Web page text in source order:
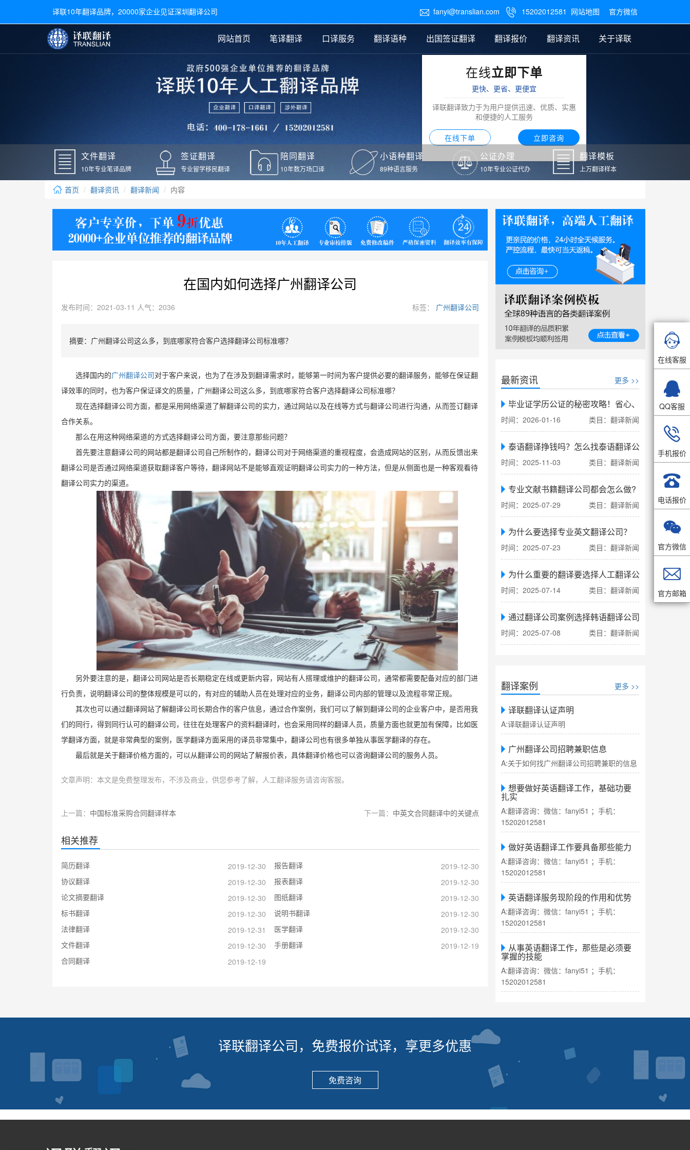
译联10年翻译品牌，20000家企业见证深圳翻译公司  fanyi@translian.com  15202012581 网站地图 官方微信
网站首页 笔译翻译
文件翻译 医学翻译 法律翻译 说明书翻译 图纸翻译
口译服务
广交会翻译 交替传译 同声传译
翻译语种
常用语种翻译
日语翻译
德语翻译
老挝语翻译 泰语翻译
葡萄牙语翻译
出国签证翻译
毕业证翻译
户口本翻译
学位证翻译
身份证翻译
签证材料翻译
银行流水翻译
驾照翻译
疫苗本翻译
新冠疫苗接种证明翻译
核酸检测报告英文版翻
译
翻译报价
笔译翻译报价
证件翻译报价
翻译资讯
公证样本
签证翻译
口译新闻
翻译新闻
关于译联
在线立即下单
更快、更省、更便宜
译联翻译致力于为用户提供迅速、优质、实惠
和便捷的人工服务
在线下单 立即咨询
文件翻译
10年专业笔译品牌
签证翻译
专业留学移民翻译
陪同翻译
10年数万场口译
小语种翻译
89种语言服务
公证办理
10年专业公证代办
翻译模板
上万翻译样本
首页 翻译资讯 翻译新闻 内容
在国内如何选择广州翻译公司
发布时间：2021-03-11 人气：2036 标签： 广州翻译公司
摘要：广州翻译公司这么多，到底哪家符合客户选择翻译公司标准哪？
选择国内的广州翻译公司 对于客户来说，也为了在涉及到翻译需求时，能够第一时间为客户提供必要的翻译服务，能够在保证翻
译效率的同时，也为客户保证译文的质量，广州翻译公司这么多，到底哪家符合客户选择翻译公司标准哪？
现在选择翻译公司方面，都是采用网络渠道了解翻译公司的实力，通过网站以及在线等方式与翻译公司进行沟通，从而签订翻译
合作关系。
那么在用这种网络渠道的方式选择翻译公司方面，要注意那些问题？
首先要注意翻译公司的网站都是翻译公司自己所制作的，翻译公司对于网络渠道的重视程度，会造成网站的区别，从而反馈出来
翻译公司是否通过网络渠道获取翻译客户等待，翻译网站不是能够直观证明翻译公司实力的一种方法，但是从侧面也是一种客观看待
翻译公司实力的渠道。
另外要注意的是，翻译公司网站是否长期稳定在线或更新内容，网站有人搭理或维护的翻译公司，通常都需要配备对应的部门进
行负责，说明翻译公司的整体规模是可以的，有对应的辅助人员在处理对应的业务，翻译公司内部的管理以及流程非常正规。
其次也可以通过翻译网站了解翻译公司长期合作的客户信息，通过合作案例，我们可以了解到翻译公司的企业客户中，是否用我
们的同行，得到同行认可的翻译公司，往往在处理客户的资料翻译时，也会采用同样的翻译人员，质量方面也就更加有保障，比如医
学翻译方面，就是非常典型的案例，医学翻译方面采用的译员非常集中，翻译公司也有很多单独从事医学翻译的存在。
最后就是关于翻译价格方面的，可以从翻译公司的网站了解报价表，具体翻译价格也可以咨询翻译公司的服务人员。
文章声明：本文是免费整理发布，不涉及商业，供您参考了解，人工翻译服务请咨询客服。
上一篇： 中国标准采购合同翻译样本 下一篇： 中英文合同翻译中的关键点
相关推荐
简历翻译 2019-12-30 报告翻译
2019-12-30
协议翻译
2019-12-30 报表翻译
2019-12-30
论文摘要翻译
2019-12-30 图纸翻译
2019-12-30
标书翻译
2019-12-30 说明书翻译
2019-12-30
法律翻译
2019-12-31 医学翻译
2019-12-30
文件翻译
2019-12-30 手册翻译
2019-12-19
合同翻译
2019-12-19
最新资讯 更多 >>
毕业证学历公证的秘密攻略！省心、省力、省时
时间：2026-01-16 类目：翻译新闻
泰语翻译挣钱吗？怎么找泰语翻译公司翻译
时间：2025-11-03 类目：翻译新闻
专业文献书籍翻译公司都会怎么做?
时间：2025-07-29 类目：翻译新闻
为什么要选择专业英文翻译公司？
时间：2025-07-23 类目：翻译新闻
为什么重要的翻译要选择人工翻译公司
时间：2025-07-14 类目：翻译新闻
通过翻译公司案例选择韩语翻译公司
时间：2025-07-08 类目：翻译新闻
翻译案例 更多 >>
译联翻译认证声明
A:译联翻译认证声明
广州翻译公司招聘兼职信息
A:关于如何找广州翻译公司招聘兼职的信息
想要做好英语翻译工作，基础功要
扎实
A:翻译咨询：微信：fanyi51 ；手机：
15202012581
做好英语翻译工作要具备那些能力
A:翻译咨询：微信：fanyi51 ；手机：
15202012581
英语翻译服务现阶段的作用和优势
A:翻译咨询：微信：fanyi51 ；手机：
15202012581
从事英语翻译工作，那些是必须要
掌握的技能
A:翻译咨询：微信：fanyi51 ；手机：
15202012581
译联翻译公司，免费报价试译，享更多优惠
免费咨询

在线客服

QQ客服

手机报价

电话报价

官方微信

官方邮箱